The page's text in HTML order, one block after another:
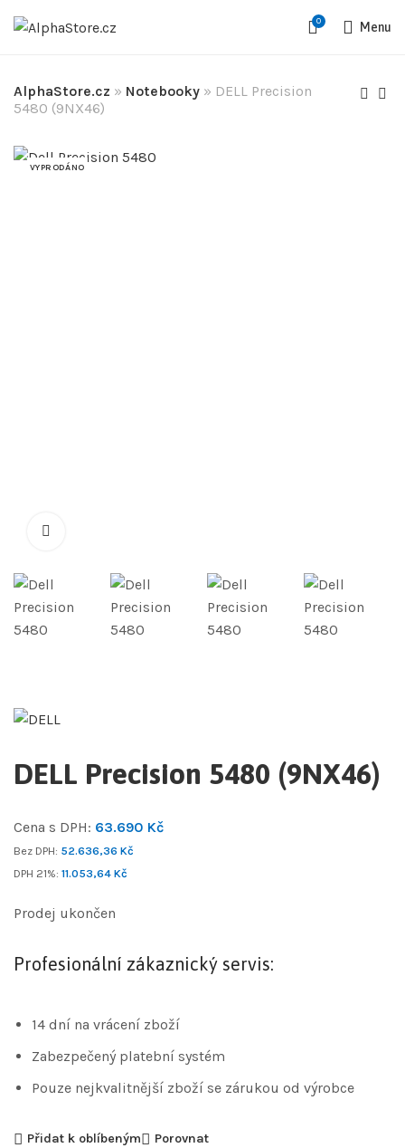
0 Menu
AlphaStore.cz » Notebooky » DELL Precision
5480 (9NX46)
VYPRODÁNO
DELL Precision 5480 (9NX46)
Cena s DPH: 63.690 Kč
Bez DPH: 52.636,36 Kč
DPH 21%: 11.053,64 Kč
Prodej ukončen
Profesionální zákaznický servis:
14 dní na vrácení zboží
Zabezpečený platební systém
Pouze nejkvalitnější zboží se zárukou od výrobce
Přidat k oblíbeným Porovnat